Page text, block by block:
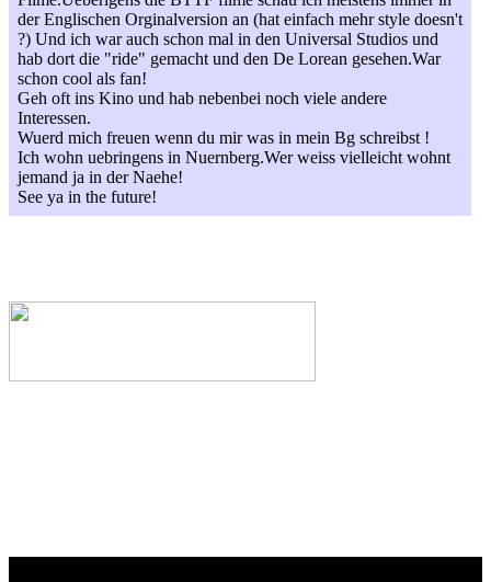
der Englischen Orginalversion an (hat einfach mehr style doesn't
?) Und ich war auch schon mal in den Universal Studios und
hab dort die "ride" gemacht und den De Lorean gesehen.War
schon cool als fan!
Geh oft ins Kino und hab nebenbei noch viele andere
Interessen.
Wuerd mich freuen wenn du mir was in mein Bg schreibst !
Ich wohn uebringens in Nuernberg.Wer weiss vielleicht wohnt
jemand ja in der Naehe!
See ya in the future!